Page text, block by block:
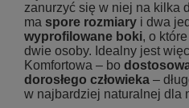
zanurzyć się w niej na kilka
ma spore rozmiary i dwa
wyprofilowane boki, o
dwie osoby. Idealny jest
Komfortowa – bo
dorosłego człowieka –
w najbardziej naturalnej dla